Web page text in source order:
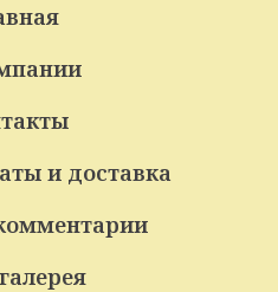
и доставка